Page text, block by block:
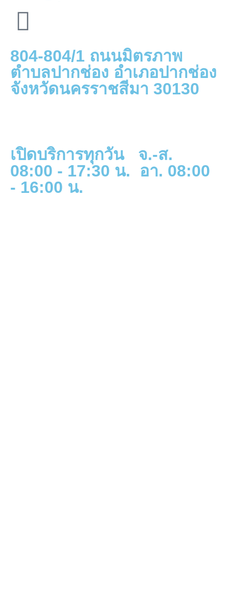
804-804/1 ถนนมิตรภาพ
ตำบลปากช่อง อำเภอปากช่อง
จังหวัดนครราชสีมา 30130
เปิดบริการทุกวัน จ.-ส.
08:00 - 17:30 น. อา. 08:00
- 16:00 น.